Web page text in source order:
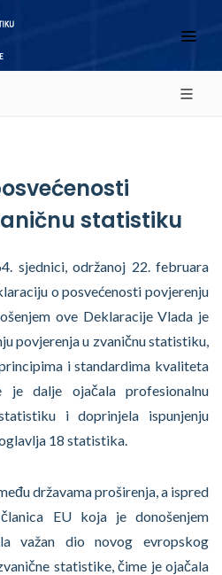
statistiku
sjednici, održanoj 22. februara
o posvećenosti povjerenju
ove Deklaracije Vlada je
povjerenja u zvaničnu statistiku,
i standardima kvaliteta
je dalje ojačala profesionalnu
i doprinjela ispunjenju
18 statistika.
državama proširenja, a ispred
EU koja je donošenjem
važan dio novog evropskog
statistike, čime je ojačala